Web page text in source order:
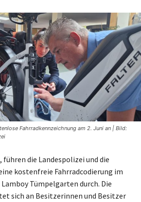
Fahrradkennzeichnung am 2. Juni an | Bild:
führen die Landespolizei und die
kostenfreie Fahrradcodierung im
Tümpelgarten durch. Die
sich an Besitzerinnen und Besitzer